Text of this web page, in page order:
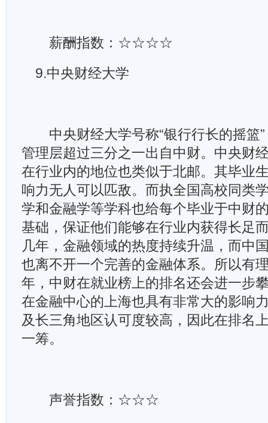
薪酬指数：☆☆☆☆
9.中央财经大学
中央财经大学号称“银行行长的摇篮”
管理层超过三分之一出自中财。中央财
在行业内的地位也类似于北邮。其毕业
响力无人可以匹敌。而执全国高校同类
学和金融学等学科也给每个毕业于中财
基础，保证他们能够在行业内获得长足
几年，金融领域的热度持续升温，而中
也离不开一个完善的金融体系。所以有
年，中财在就业榜上的排名还会进一步
在金融中心的上海也具有非常大的影响
及长三角地区认可度较高，因此在排名
一筹。
声誉指数：☆☆☆